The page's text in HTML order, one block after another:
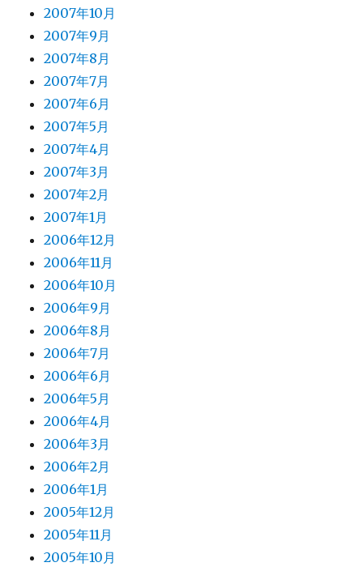
2007年10月
2007年9月
2007年8月
2007年7月
2007年6月
2007年5月
2007年4月
2007年3月
2007年2月
2007年1月
2006年12月
2006年11月
2006年10月
2006年9月
2006年8月
2006年7月
2006年6月
2006年5月
2006年4月
2006年3月
2006年2月
2006年1月
2005年12月
2005年11月
2005年10月